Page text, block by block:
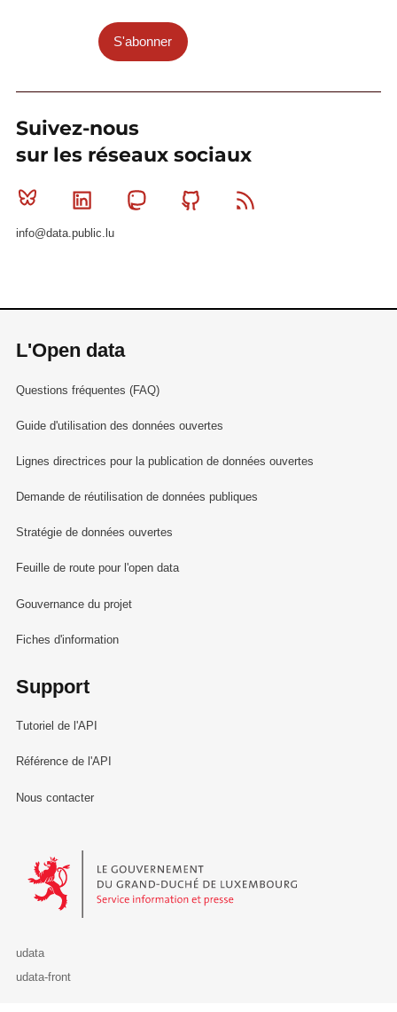
S'abonner
Suivez-nous
sur les réseaux sociaux
Bluesky Linkedin MastodonGithub
info@data.public.lu
L'Open data
Questions fréquentes (FAQ)
Guide d'utilisation des données ouvertes
Lignes directrices pour la publication de données ouvertes
Demande de réutilisation de données publiques
Stratégie de données ouvertes
Feuille de route pour l'open data
Gouvernance du projet
Fiches d'information
Support
Tutoriel de l'API
Référence de l'API
Nous contacter
Le Gouvernement du Grand-Duché de Luxembourg - Service
udata
udata-front